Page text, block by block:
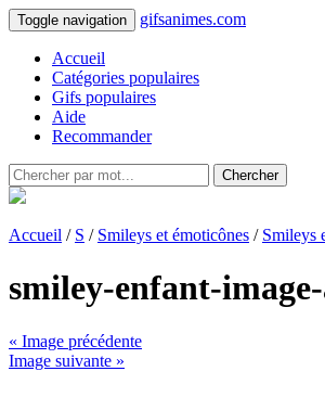
Toggle navigation gifsanimes.com
Accueil
Catégories populaires
Gifs populaires
Aide
Recommander
Chercher
Accueil / S / Smileys et émoticônes / Smileys
smiley-enfant-
« Image précédente
Image suivante »